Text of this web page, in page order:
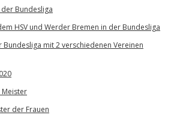
Bundesliga
HSV und Werder Bremen in der Bundesliga
Bundesliga mit 2 verschiedenen Vereinen
der Frauen